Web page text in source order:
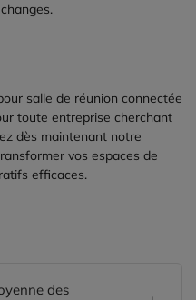
salle de réunion connectée
toute entreprise cherchant
dès maintenant notre
vos espaces de
efficaces.
des